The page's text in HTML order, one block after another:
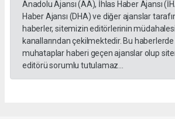
Anadolu Ajansı (AA), İhlas Haber Ajansı
Haber Ajansı (DHA) ve diğer ajanslar
haberler, sitemizin editörlerinin
kanallarından çekilmektedir. Bu
muhataplar haberi geçen ajanslar olup
editörü sorumlu tutulamaz...